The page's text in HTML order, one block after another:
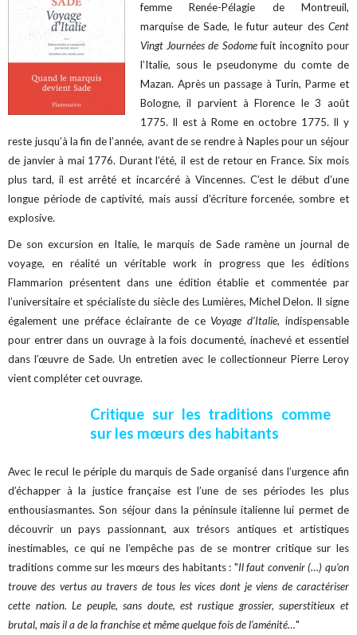
femme Renée-Pélagie de Montreuil,
marquise de Sade, le futur auteur desCent
Vingt Journées de Sodomefuit incognito pour
l’Italie, sous le pseudonyme du comte de
Mazan. Après un passage à Turin, Parme et
Bologne, il parvient à Florence le 3 août
1775. Il est à Rome en octobre 1775. Il y
reste jusqu’à la fin de l’année, avant de se rendre à Naples pour un séjour
de janvier à mai 1776. Durant l’été, il est de retour en France. Six mois
plus tard, il est arrêté et incarcéré à Vincennes. C’est le début d’une
longue période de captivité, mais aussi d’écriture forcenée, sombre et
explosive.
De son excursion en Italie, le marquis de Sade ramène un journal de
voyage, en réalité un véritable work in progress que les éditions
Flammarion présentent dans une édition établie et commentée par
l’universitaire et spécialiste du siècle des Lumières, Michel Delon. Il signe
également une préface éclairante de ceVoyage d’Italie, indispensable
pour entrer dans un ouvrage à la fois documenté, inachevé et essentiel
dans l’œuvre de Sade. Un entretien avec le collectionneur Pierre Leroy
vient compléter cet ouvrage.
Critique sur les traditions comme
sur les mœurs des habitants
Avec le recul le périple du marquis de Sade organisé dans l’urgence afin
d’échapper à la justice française est l’une de ses périodes les plus
enthousiasmantes. Son séjour dans la péninsule italienne lui permet de
découvrir un pays passionnant, aux trésors antiques et artistiques
inestimables, ce qui ne l’empêche pas de se montrer critique sur les
traditions comme sur les mœurs des habitants : "Il faut convenir (…) qu’on
trouve des vertus au travers de tous les vices dont je viens de caractériser
cette nation. Le peuple, sans doute, est rustique grossier, superstitieux et
brutal, mais il a de la franchise et même quelque fois de l’aménité…"